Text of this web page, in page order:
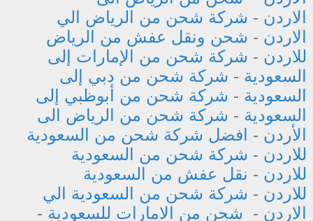
الاردن - شركة شحن من الرياض الي
الاردن - شحن ونقل عفش من الرياض
للاردن - شركة شحن من الإمارات إلى
السعودية - شركة شحن من دبي إلى
السعودية - شركة شحن من أبوظبي إلى
السعودية - شركة شحن من الرياض الى
الأردن - افضل شركة شحن من السعودية
للاردن - شركة شحن من السعودية
للاردن - نقل عفش من السعودية
للاردن - شركة شحن من السعودية الي
الاردن - شحن من الامارات للسعودية -